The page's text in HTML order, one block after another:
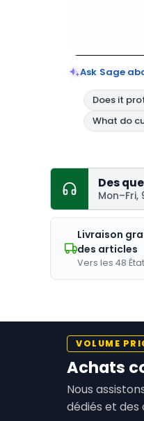
Ask Sage
Des
Mon–Fri,
Livraison
des articles
Vers les 48
VOLUME
Achats
Nous
dédiés et des